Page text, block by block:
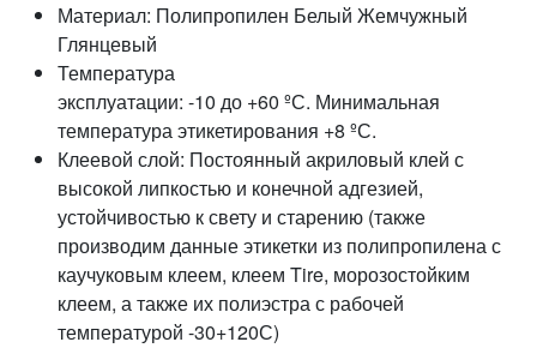
Материал: Полипропилен Белый Жемчужный
Глянцевый
Температура
эксплуатации: -10 до +60 ºС. Минимальная
температура этикетирования +8 ºС.
Клеевой слой: Постоянный акриловый клей с
высокой липкостью и конечной адгезией,
устойчивостью к свету и старению (также
производим данные этикетки из полипропилена с
каучуковым клеем, клеем Tire, морозостойким
клеем, а также их полиэстра с рабочей
температурой -30+120С)